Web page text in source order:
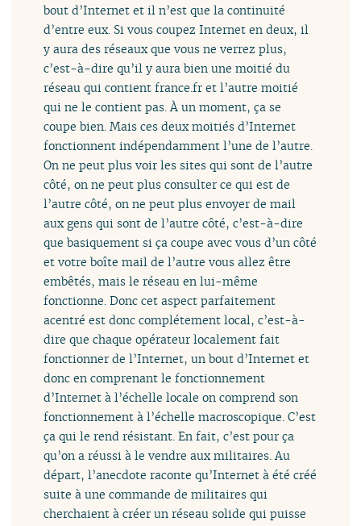
bout d’Internet et il n’est que la continuité
d’entre eux. Si vous coupez Internet en deux, il
y aura des réseaux que vous ne verrez plus,
c’est-à-dire qu’il y aura bien une moitié du
réseau qui contient france.fr et l’autre moitié
qui ne le contient pas. À un moment, ça se
coupe bien. Mais ces deux moitiés d’Internet
fonctionnent indépendamment l’une de l’autre.
On ne peut plus voir les sites qui sont de l’autre
côté, on ne peut plus consulter ce qui est de
l’autre côté, on ne peut plus envoyer de mail
aux gens qui sont de l’autre côté, c’est-à-dire
que basiquement si ça coupe avec vous d’un côté
et votre boîte mail de l’autre vous allez être
embêtés, mais le réseau en lui-même
fonctionne. Donc cet aspect parfaitement
acentré est donc complétement local, c’est-à-
dire que chaque opérateur localement fait
fonctionner de l’Internet, un bout d’Internet et
donc en comprenant le fonctionnement
d’Internet à l’échelle locale on comprend son
fonctionnement à l’échelle macroscopique. C’est
ça qui le rend résistant. En fait, c’est pour ça
qu’on a réussi à le vendre aux militaires. Au
départ, l’anecdote raconte qu’Internet à été créé
suite à une commande de militaires qui
cherchaient à créer un réseau solide qui puisse